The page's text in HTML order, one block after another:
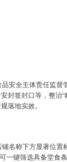
全主体责任监督
封签封口等，整治
落地实效。
称下方显著位置
一键筛选具备堂食条